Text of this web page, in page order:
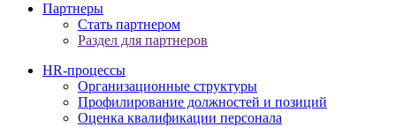
Партнеры
Стать партнером
Раздел для партнеров
HR-процессы
Организационные структуры
Профилирование должностей и позиций
Оценка квалификации персонала